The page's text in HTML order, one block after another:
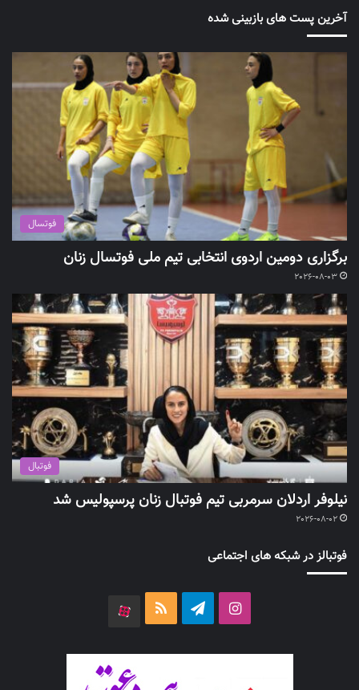
آخرین پست های بازبینی شده
فوتسال
برگزاری دومین اردوی انتخابی تیم ملی فوتسال زنان
2026-08-03
فوتبال
نیلوفر اردلان سرمربی تیم فوتبال زنان پرسپولیس شد
2026-08-02
فوتبالز در شبکه های اجتماعی
اینستاگرامتلگرام خوراک